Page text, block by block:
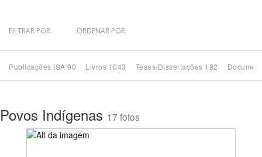
Povo Indígena
Subtema
FILTRAR POR: ORDENAR POR:
Publicações ISA 90 Livros 1043 Teses/Dissertações 182
Povos Indígenas 17 fotos